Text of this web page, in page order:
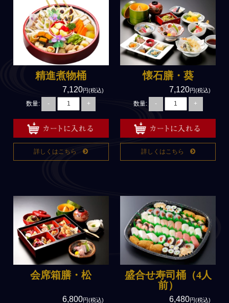
イベント・観光
おすすめ
れんこん料理専門店むさしや
弁慶のベジタリアン弁当
法事・法要仕出しの豆知識
よくあるご質問
サイトマップ
会社概要
弁慶スタッフの日記
特定商取引法に基づく表記
精進煮物桶
7,120円(税込)
数量: - +
詳しくはこちら
懐石膳・葵
7,120円(税込)
数量: - +
詳しくはこちら
会席箱膳・松
6,800円(税込)
盛合せ寿司桶（4人
前）
6,480円(税込)